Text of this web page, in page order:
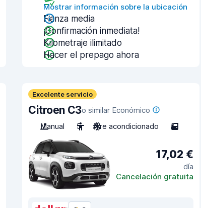
Mostrar información sobre la ubicación
Fianza media
¡Confirmación inmediata!
Kilometraje ilimitado
Hacer el prepago ahora
Excelente servicio
Citroen C3o similar Económico
Manual
5 Aire acondicionado 5
17,02 €
día
Cancelación gratuita